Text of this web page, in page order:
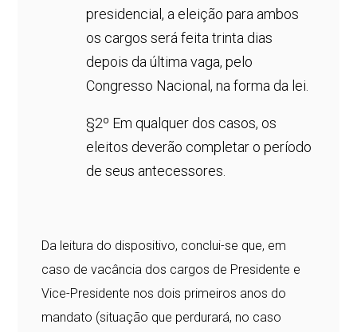
presidencial, a eleição para ambos
os cargos será feita trinta dias
depois da última vaga, pelo
Congresso Nacional, na forma da lei.
§2º Em qualquer dos casos, os
eleitos deverão completar o período
de seus antecessores.
Da leitura do dispositivo, conclui-se que, em
caso de vacância dos cargos de Presidente e
Vice-Presidente nos dois primeiros anos do
mandato (situação que perdurará, no caso